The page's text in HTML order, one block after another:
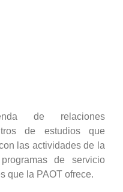
de relaciones
de estudios que
las actividades de la
de servicio
que la PAOT ofrece.